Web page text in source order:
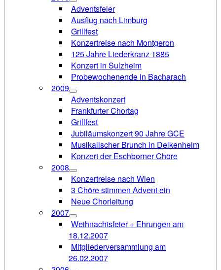
Adventsfeier
Ausflug nach Limburg
Grillfest
Konzertreise nach Montgeron
125 Jahre Liederkranz 1885
Konzert in Sulzheim
Probewochenende in Bacharach
2009
Adventskonzert
Frankfurter Chortag
Grillfest
Jubiläumskonzert 90 Jahre GCE
Musikalischer Brunch in Delkenheim
Konzert der Eschborner Chöre
2008
Konzertreise nach Wien
3 Chöre stimmen Advent ein
Neue Chorleitung
2007
Weihnachtsfeier + Ehrungen am
18.12.2007
Mitgliederversammlung am
26.02.2007